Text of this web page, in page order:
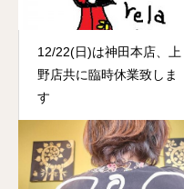
12/22(日)は神田本店、上
野店共に臨時休業致しま
す